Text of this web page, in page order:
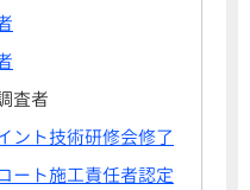
査者
ント技術研修会修了
ート施工責任者認定